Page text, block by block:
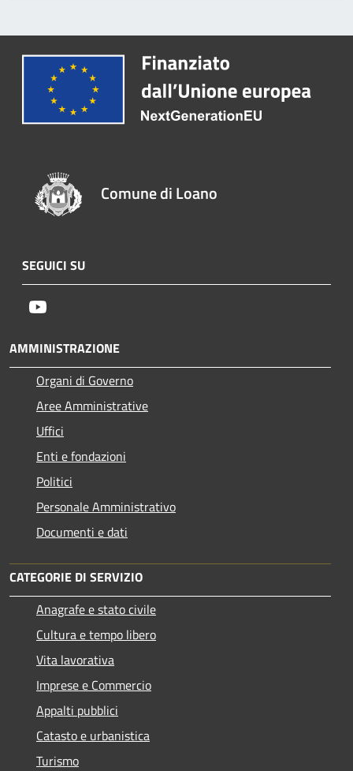
Comune di Loano
SEGUICI SU
AMMINISTRAZIONE
Organi di Governo
Aree Amministrative
Uffici
Enti e fondazioni
Politici
Personale Amministrativo
Documenti e dati
CATEGORIE DI SERVIZIO
Anagrafe e stato civile
Cultura e tempo libero
Vita lavorativa
Imprese e Commercio
Appalti pubblici
Catasto e urbanistica
Turismo